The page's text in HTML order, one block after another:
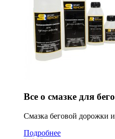
Все о смазке для
Смазка беговой дорожки и
Подробнее